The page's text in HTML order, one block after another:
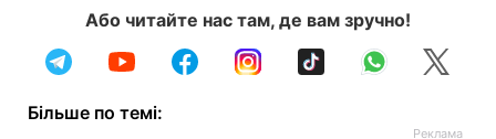
Або читайте нас там, де вам зручно!
Більше по темі: